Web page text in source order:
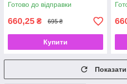
Готово до відправки
660,25 ₴ 695 ₴
Купити